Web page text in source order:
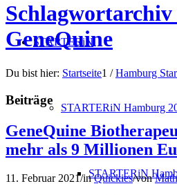
STARTERiN
STARTERiN Hamburg
STARTERiN
GeneQuine
Du bist hier: Startseite1 / Hamburg
Beiträge
GeneQuine
mehr als 9 Millionen
11. Februar 2021/inQuickies/von